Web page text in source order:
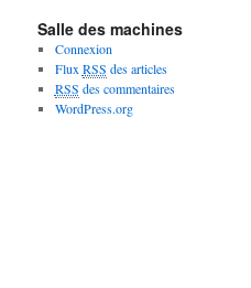
Salle des machines
Connexion
Flux RSS des articles
RSS des commentaires
WordPress.org